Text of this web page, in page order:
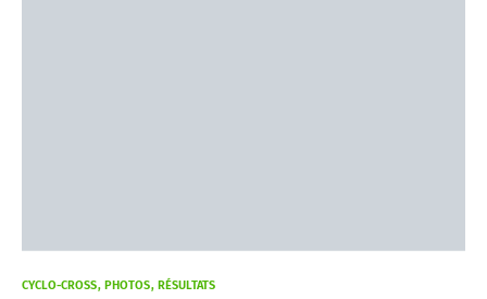
CYCLO-CROSS PHOTOS RÉSULTATS